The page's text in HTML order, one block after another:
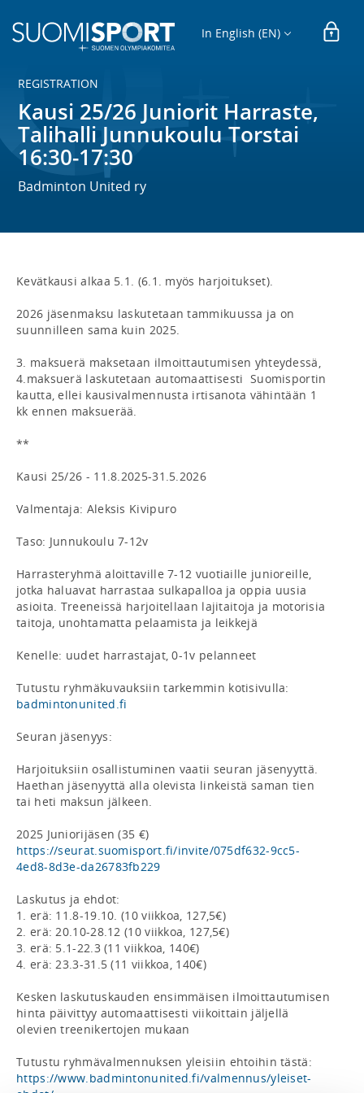
In English (EN)
REGISTRATION
Kausi 25/26 Juniorit Harraste,
Talihalli Junnukoulu Torstai
16:30-17:30
Badminton United ry
Kevätkausi alkaa 5.1. (6.1. myös harjoitukset).
2026 jäsenmaksu laskutetaan tammikuussa ja on
suunnilleen sama kuin 2025.
3. maksuerä maksetaan ilmoittautumisen yhteydessä,
4.maksuerä laskutetaan automaattisesti  Suomisportin
kautta, ellei kausivalmennusta irtisanota vähintään 1
kk ennen maksuerää.
**
Kausi 25/26 - 11.8.2025-31.5.2026
Valmentaja: Aleksis Kivipuro
Taso: Junnukoulu 7-12v
Harrasteryhmä aloittaville 7-12 vuotiaille junioreille,
jotka haluavat harrastaa sulkapalloa ja oppia uusia
asioita. Treeneissä harjoitellaan lajitaitoja ja motorisia
taitoja, unohtamatta pelaamista ja leikkejä
Kenelle: uudet harrastajat, 0-1v pelanneet
badmintonunited.fi
Seuran jäsenyys:
Harjoituksiin osallistuminen vaatii seuran jäsenyyttä.
Haethan jäsenyyttä alla olevista linkeistä saman tien
tai heti maksun jälkeen.
https://seurat.suomisport.fi/invite/075df632-9cc5-
4ed8-8d3e-da26783fb229
Laskutus ja ehdot:
1. erä: 11.8-19.10. (10 viikkoa, 127,5€)
2. erä: 20.10-28.12 (10 viikkoa, 127,5€)
3. erä: 5.1-22.3 (11 viikkoa, 140€)
4. erä: 23.3-31.5 (11 viikkoa, 140€)
Kesken laskutuskauden ensimmäisen ilmoittautumisen
hinta päivittyy automaattisesti viikoittain jäljellä
olevien treenikertojen mukaan
https://www.badmintonunited.fi/valmennus/yleiset-